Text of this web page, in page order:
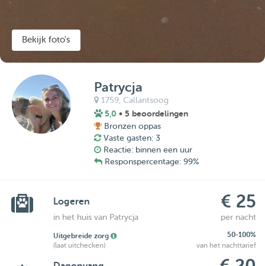
Bekijk foto's
Patrycja
1759,Callantsoog
5,0 • 5 beoordelingen
Bronzen oppas
Vaste gasten: 3
Reactie: binnen een uur
Responspercentage: 99%
Logeren € 25
in het huis van Patrycja per nacht
Uitgebreide zorg
50-100%
(laat uitchecken)
van het nachttarief